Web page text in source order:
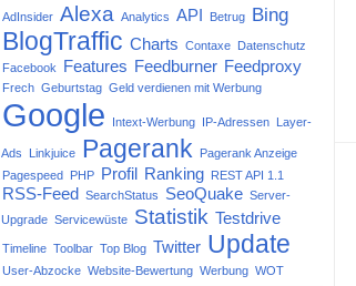
AdInsider Alexa Analytics API Betrug Bing
BlogTraffic Charts Contaxe Datenschutz
Facebook
Features Feedburner Feedproxy
Frech Geburtstag Geld verdienen mit Werbung
Google Intext-Werbung IP-Adressen Layer-
Ads Linkjuice Pagerank
Pagerank Anzeige
Pagespeed PHP Profil Ranking REST API 1.1
RSS-Feed SearchStatus SeoQuake Server-
Upgrade Servicewüste Statistik Testdrive
Timeline Toolbar Top Blog Twitter Update
User-Abzocke Website-Bewertung Werbung WOT